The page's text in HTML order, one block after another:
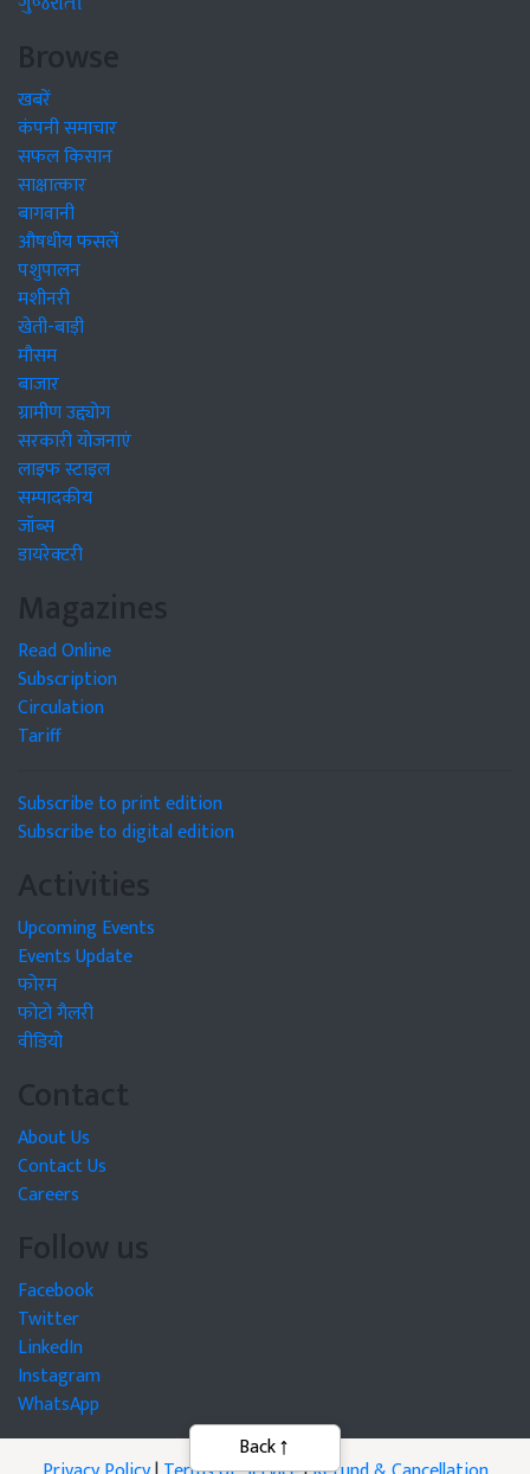
Browse
खबरें
कंपनी समाचार
सफल किसान
साक्षात्कार
बागवानी
औषधीय फसलें
पशुपालन
मशीनरी
खेती-बाड़ी
मौसम
बाजार
ग्रामीण उद्द्योग
सरकारी योजनाएं
लाइफ स्टाइल
सम्पादकीय
जॉब्स
डायरेक्टरी
Subscription
Circulation
Tariff
Subscribe to digital edition
Activities
Upcoming Events
Events Update
फोरम
फोटो गैलरी
वीडियो
About Us
Contact Us
Careers
Facebook
Twitter
LinkedIn
Instagram
WhatsApp
Privacy Policy|Terms of Service
Refund & Cancellation
Back